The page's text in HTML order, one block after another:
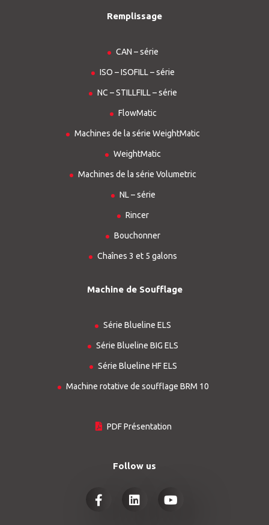
Remplissage
CAN – série
ISO – ISOFILL – série
NC – STILLFILL – série
FlowMatic
Machines de la série WeightMatic
WeightMatic
Machines de la série Volumetric
NL – série
Rincer
Bouchonner
Chaînes 3 et 5 galons
Machine de Soufflage
Série Blueline ELS
Série Blueline BIG ELS
Série Blueline HF ELS
Machine rotative de soufflage BRM 10
PDF Présentation
Follow us